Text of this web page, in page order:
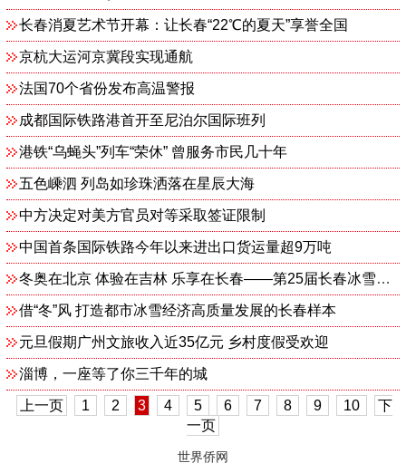
长春消夏艺术节开幕：让长春“22℃的夏天”享誉全国
京杭大运河京冀段实现通航
法国70个省份发布高温警报
成都国际铁路港首开至尼泊尔国际班列
港铁“乌蝇头”列车“荣休” 曾服务市民几十年
五色嵊泗 列岛如珍珠洒落在星辰大海
中方决定对美方官员对等采取签证限制
中国首条国际铁路今年以来进出口货运量超9万吨
冬奥在北京 体验在吉林 乐享在长春——第25届长春冰雪节盛迎宾朋
借“冬”风 打造都市冰雪经济高质量发展的长春样本
元旦假期广州文旅收入近35亿元 乡村度假受欢迎
淄博，一座等了你三千年的城
上一页 1 2 3 4 5 6 7 8 9 10
下
一页
世界侨网